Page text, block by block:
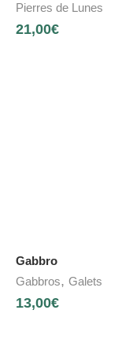
Pierres de Lunes
21,00€
Gabbro
Gabbros, Galets
13,00€